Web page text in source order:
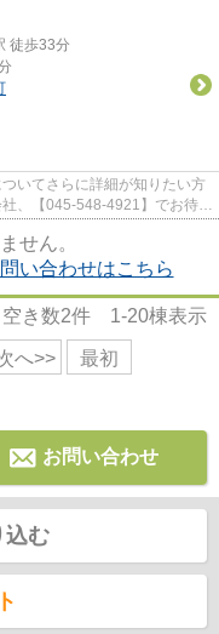
徒歩33分
いてさらに詳細が知りたい方
、【045-548-4921】でお待ち
せん。
い合わせはこちら
き数2件 1-20棟表示
へ>> 最初
お問い合わせ
込む